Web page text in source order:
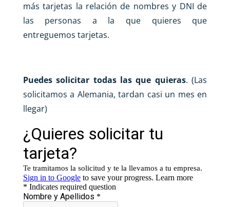
más tarjetas la relación de nombres y DNI de
las personas a la que quieres que
entreguemos tarjetas.
Puedes solicitar todas las que quieras. (Las
solicitamos a Alemania, tardan casi un mes en
llegar)